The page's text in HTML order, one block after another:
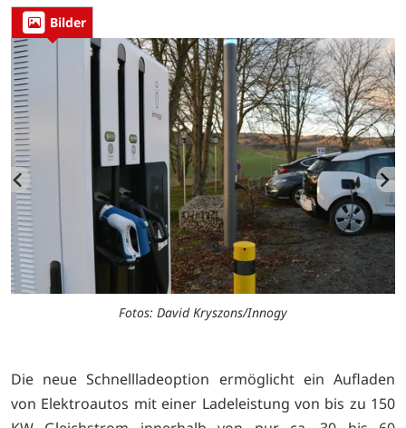
Bilder
Fotos: David Kryszons/Innogy
Die neue Schnellladeoption ermöglicht ein Aufladen
von Elektroautos mit einer Ladeleistung von bis zu 150